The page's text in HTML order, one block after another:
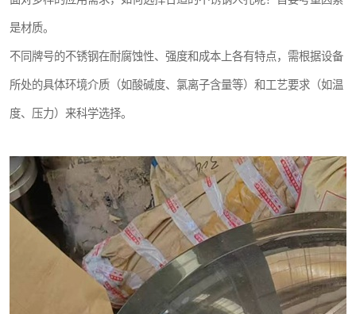
是材质。
不同牌号的不锈钢在耐腐蚀性、强度和成本上各有特点，需根据设备
所处的具体环境介质（如酸碱度、氯离子含量等）和工艺要求（如温
度、压力）来科学选择。